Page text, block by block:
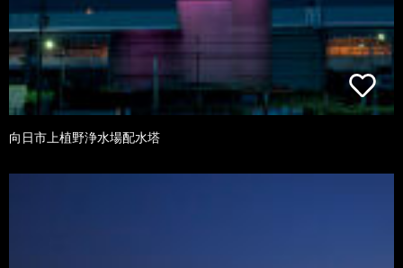
向日市上植野浄水場配水塔